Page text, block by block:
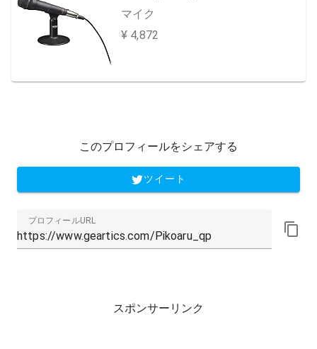
マイク
¥ 4,872
このプロフィールをシェアする
ツイート
プロフィールURL
スポンサーリンク